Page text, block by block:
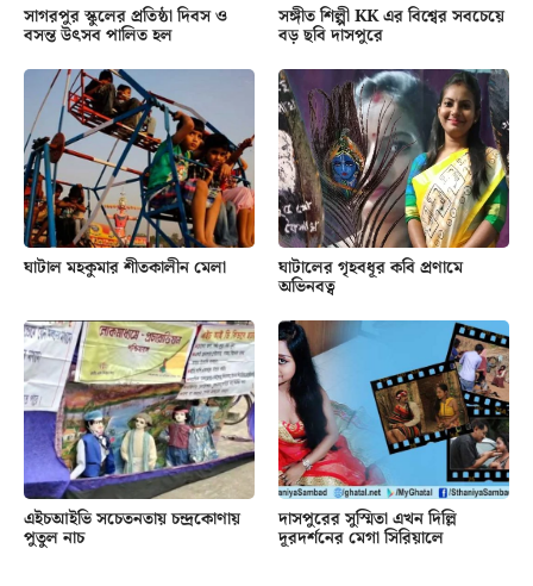
সাগরপুর স্কুলের প্রতিষ্ঠা দিবস ও
বসন্ত উৎসব পালিত হল
সঙ্গীত শিল্পী KK এর বিশ্বের সবচেয়ে
বড় ছবি দাসপুরে
ঘাটাল মহকুমার শীতকালীন মেলা ঘাটালের গৃহবধূর কবি প্রণামে
অভিনবত্ব
এইচআইভি সচেতনতায় চন্দ্রকোণায়
পুতুল নাচ
দাসপুরের সুস্মিতা এখন দিল্লি
দূরদর্শনের মেগা সিরিয়ালে